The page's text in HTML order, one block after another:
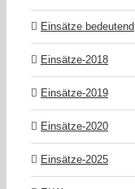
Einsätze bedeutend
Einsätze-2018
Einsätze-2019
Einsätze-2020
Einsätze-2025